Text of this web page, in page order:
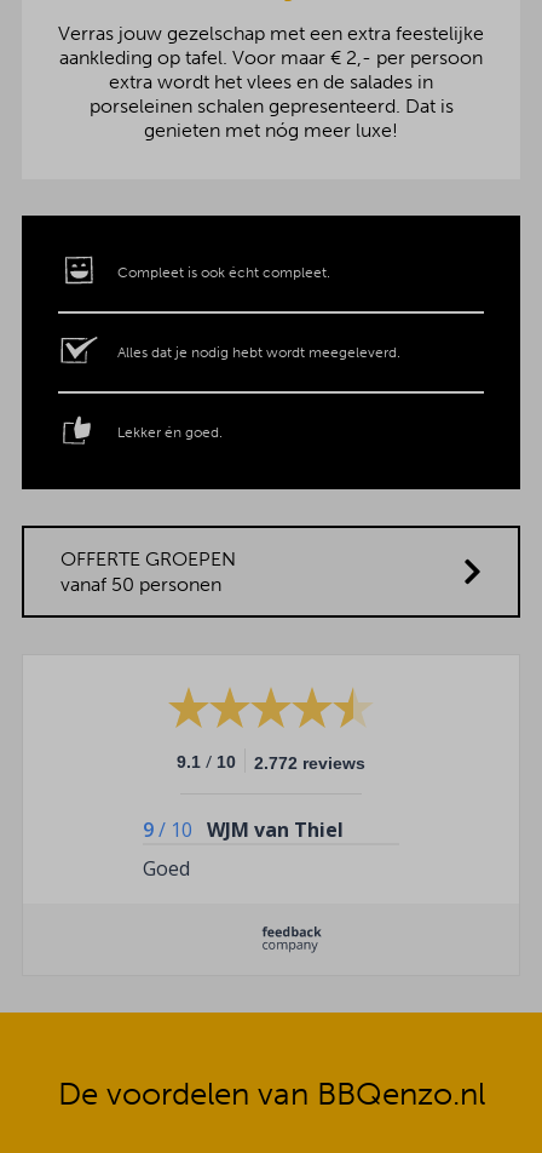
Verras jouw gezelschap met een extra feestelijke
aankleding op tafel. Voor maar € 2,- per persoon
extra wordt het vlees en de salades in
porseleinen schalen gepresenteerd. Dat is
genieten met nóg meer luxe!
Compleet is ook écht compleet.
Alles dat je nodig hebt wordt meegeleverd.
Lekker én goed.
OFFERTE GROEPEN
vanaf 50 personen
9.1 / 10 2.772 reviews
9/ 10 WJM van Thiel
Goed
De voordelen van BBQenzo.nl